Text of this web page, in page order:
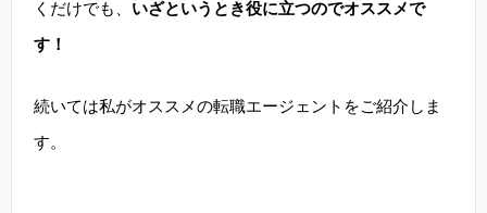
くだけでも、 いざというとき役に立つのでオススメで
す！
続いては私がオススメの転職エージェントをご紹介しま
す。